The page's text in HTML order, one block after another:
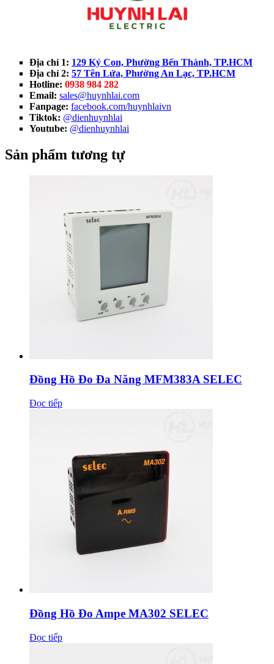
Địa chỉ 1: 129 Ký Con, Phường Bến Thành, TP.HCM
Địa chỉ 2: 57 Tên Lửa, Phường An Lạc, TP.HCM
Hotline: 0938 984 282
Email: sales@huynhlai.com
Fanpage: facebook.com/huynhlaivn
Tiktok: @dienhuynhlai
Youtube: @dienhuynhlai
Sản phẩm tương tự
Đồng Hồ Đo Đa Năng MFM383A SELEC
Đọc tiếp
Đồng Hồ Đo Ampe MA302 SELEC
Đọc tiếp